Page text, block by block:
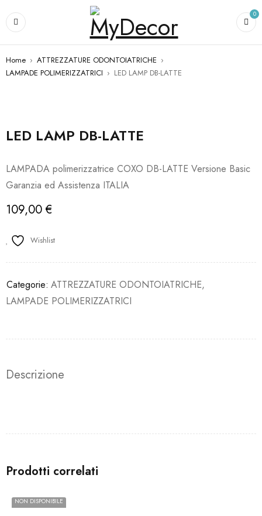
0
Home › ATTREZZATURE ODONTOIATRICHE ›
LAMPADE POLIMERIZZATRICI › LED LAMP DB-LATTE
LED LAMP DB-LATTE
LAMPADA polimerizzatrice COXO DB-LATTE Versione Basic
Garanzia ed Assistenza ITALIA
109,00€
Wishlist
Categorie: ATTREZZATURE ODONTOIATRICHE,
LAMPADE POLIMERIZZATRICI
Descrizione
Prodotti correlati
NON DISPONIBILE